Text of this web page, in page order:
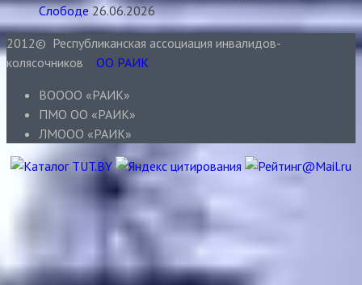
Слободе 26.06.2026
2012© Республиканская ассоциация инвалидов-
колясочников ОО РАИК
ВОООО «РАИК»
ПМО ОО «РАИК»
ЛМООО «РАИК»